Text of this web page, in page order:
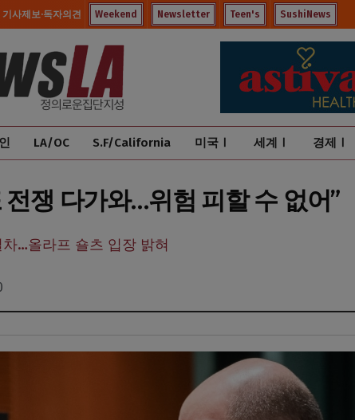
기사제보·독자의견 Weekend Newsletter Teen's SushiNews
LA/OC S.F/California 미국Ⅰ 세계Ⅰ 경제Ⅰ
전쟁 다가와…위험 피할 수 없어”
…올라프 숄츠 입장 밝혀